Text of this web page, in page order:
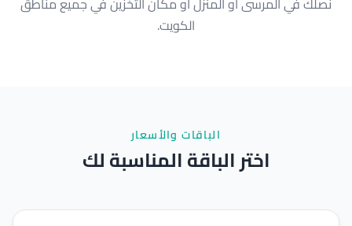
الكويت.
الباقات والأسعار
اختر الباقة المناسبة لك